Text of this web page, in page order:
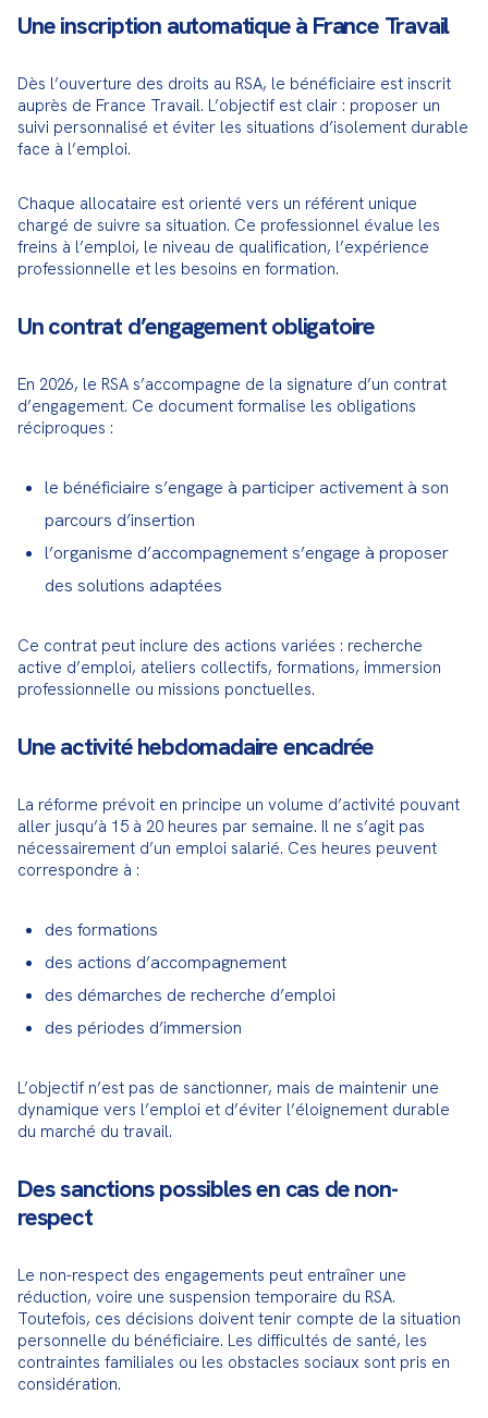
Une inscription automatique à France Travail
Dès l’ouverture des droits au RSA, le bénéficiaire est inscrit
auprès de France Travail. L’objectif est clair : proposer un
suivi personnalisé et éviter les situations d’isolement durable
face à l’emploi.
Chaque allocataire est orienté vers un référent unique
chargé de suivre sa situation. Ce professionnel évalue les
freins à l’emploi, le niveau de qualification, l’expérience
professionnelle et les besoins en formation.
Un contrat d’engagement obligatoire
En 2026, le RSA s’accompagne de la signature d’un contrat
d’engagement. Ce document formalise les obligations
réciproques :
le bénéficiaire s’engage à participer activement à son
parcours d’insertion
l’organisme d’accompagnement s’engage à proposer
des solutions adaptées
Ce contrat peut inclure des actions variées : recherche
active d’emploi, ateliers collectifs, formations, immersion
professionnelle ou missions ponctuelles.
Une activité hebdomadaire encadrée
La réforme prévoit en principe un volume d’activité pouvant
aller jusqu’à 15 à 20 heures par semaine. Il ne s’agit pas
nécessairement d’un emploi salarié. Ces heures peuvent
correspondre à :
des formations
des actions d’accompagnement
des démarches de recherche d’emploi
des périodes d’immersion
L’objectif n’est pas de sanctionner, mais de maintenir une
dynamique vers l’emploi et d’éviter l’éloignement durable
du marché du travail.
Des sanctions possibles en cas de non-
respect
Le non-respect des engagements peut entraîner une
réduction, voire une suspension temporaire du RSA.
Toutefois, ces décisions doivent tenir compte de la situation
personnelle du bénéficiaire. Les difficultés de santé, les
contraintes familiales ou les obstacles sociaux sont pris en
considération.